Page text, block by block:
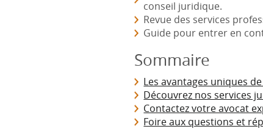
conseil juridique.
Revue des services
Guide pour entrer en
Sommaire
Les avantages uniques
Découvrez nos services
Contactez votre avocat
Foire aux questions et